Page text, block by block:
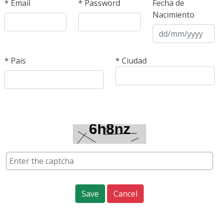
* Email * Password
Fecha de
Nacimiento
* Pais * Ciudad
Cancel